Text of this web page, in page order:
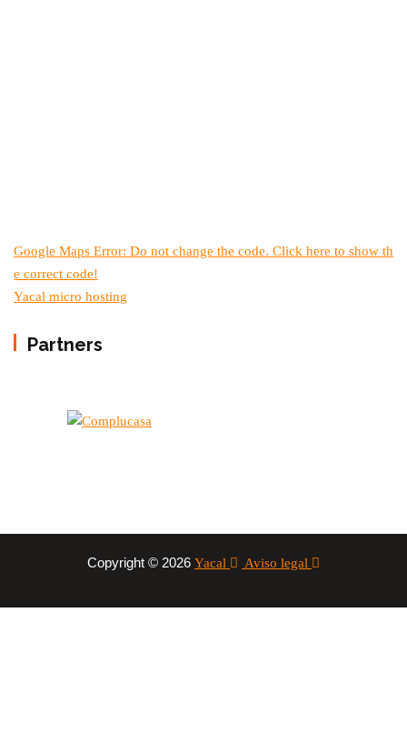
Google Maps Error: Do not change the code. Click here to show th
e correct code!
Yacal micro hosting
Partners
Copyright © 2026 Yacal Aviso legal